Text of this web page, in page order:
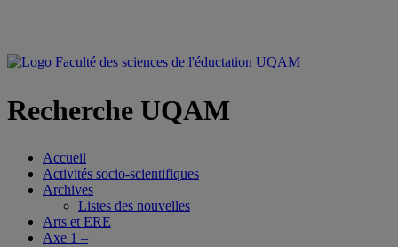
Recherche UQAM
Accueil
Activités socio-scientifiques
Archives
Listes des nouvelles
Arts et ERE
Axe 1 –